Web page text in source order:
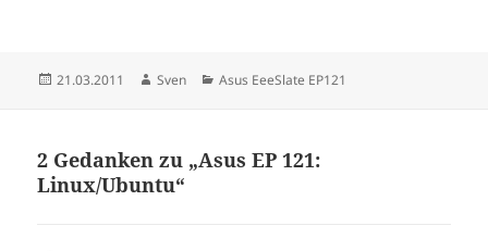
Veröffentlicht
21.03.2011 Autor
Sven Kategorien
Asus EeeSlate EP121
2 Gedanken zu „Asus EP 121:
Linux/Ubuntu“